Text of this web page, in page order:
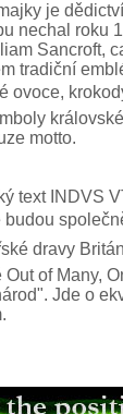
je
nechal roku
Sancroft,
tradiční
ovoce,
motto.
text INDVS
dravy
of Many,
Jde o